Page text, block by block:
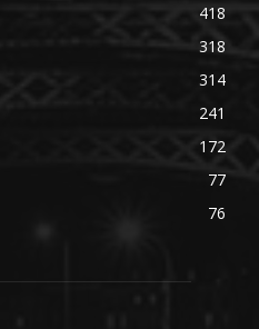
418
318
314
241
172
77
76